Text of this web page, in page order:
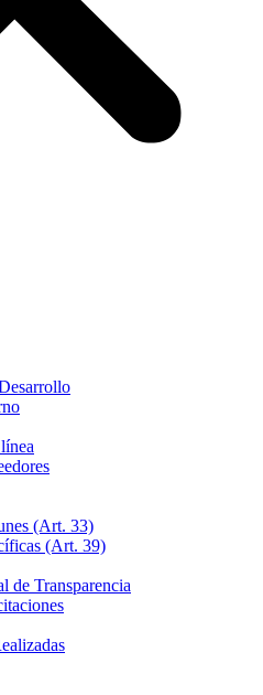
(Art. 33)
(Art. 39)
de Transparencia